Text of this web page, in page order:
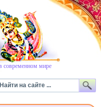
современном мире